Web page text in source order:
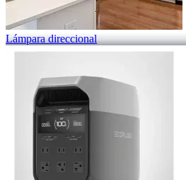
Lámpara direccional